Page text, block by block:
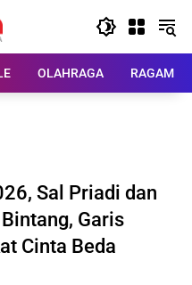
OLAHRAGA RAGAM
Sal Priadi dan
Garis
Cinta Beda